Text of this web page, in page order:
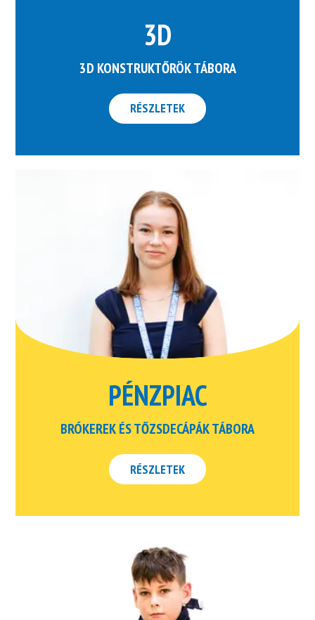
3D
3D KONSTRUKTŐRÖK TÁBORA
RÉSZLETEK
PÉNZPIAC
BRÓKEREK ÉS TŐZSDECÁPÁK TÁBORA
RÉSZLETEK